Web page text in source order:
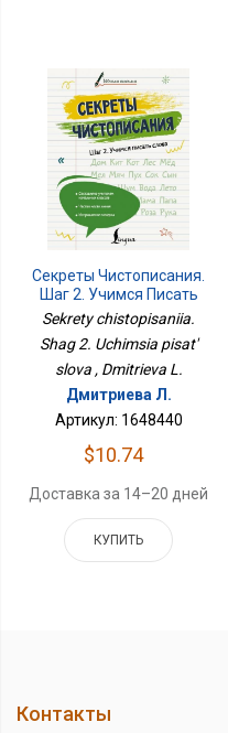
Секреты Чистописания.
Шаг 2. Учимся Писать
Слова
Sekrety chistopisaniia.
Shag 2. Uchimsia pisat'
slova , Dmitrieva L.
Дмитриева Л.
Артикул: 1648440
$10.74
Доставка за 14–20 дней
КУПИТЬ
Контакты